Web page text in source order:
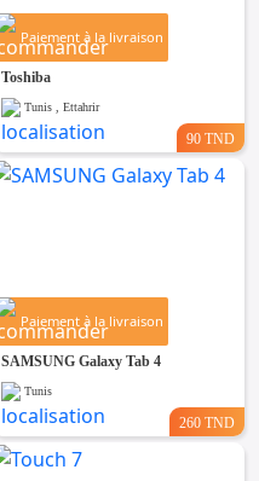
Paiement à la livraison
Toshiba
Tunis , Ettahrir
90 TND
Paiement à la livraison
SAMSUNG Galaxy Tab 4
Tunis
260 TND